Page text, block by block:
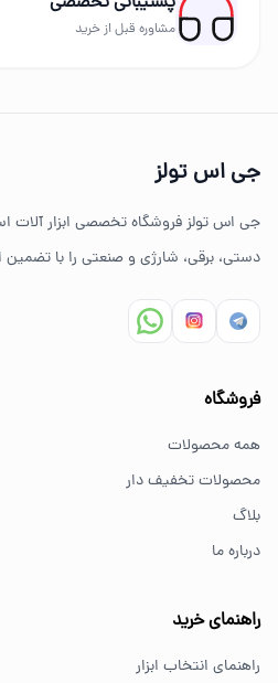
برندهای حرفه‌ای عرضه می‌شود.
ضمانت اصالت کالا
مشاوره تخصصی خرید ابزار
برای کارهای خانگی معمولاً
از کجا ابزار اصل بخریم؟
مشاوره قبل از خرید
جی اس تولز
جی اس تولز فروشگاه تخصصی ابزار آلات
دستی، برقی، شارژی و صنعتی را با تضمین
فروشگاه
همه محصولات
محصولات تخفیف دار
بلاگ
درباره ما
راهنمای خرید
راهنمای انتخاب ابزار